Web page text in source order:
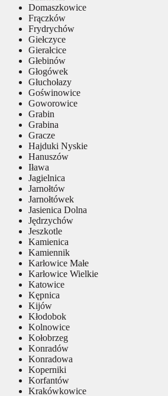
Domaszkowice
Frączków
Frydrychów
Giełczyce
Gierałcice
Głebinów
Głogówek
Głuchołazy
Goświnowice
Goworowice
Grabin
Grabina
Gracze
Hajduki Nyskie
Hanuszów
Iława
Jagielnica
Jarnołtów
Jarnołtówek
Jasienica Dolna
Jędrzychów
Jeszkotle
Kamienica
Kamiennik
Karłowice Małe
Karłowice Wielkie
Katowice
Kępnica
Kijów
Kłodobok
Kolnowice
Kołobrzeg
Konradów
Konradowa
Koperniki
Korfantów
Krakówkowice